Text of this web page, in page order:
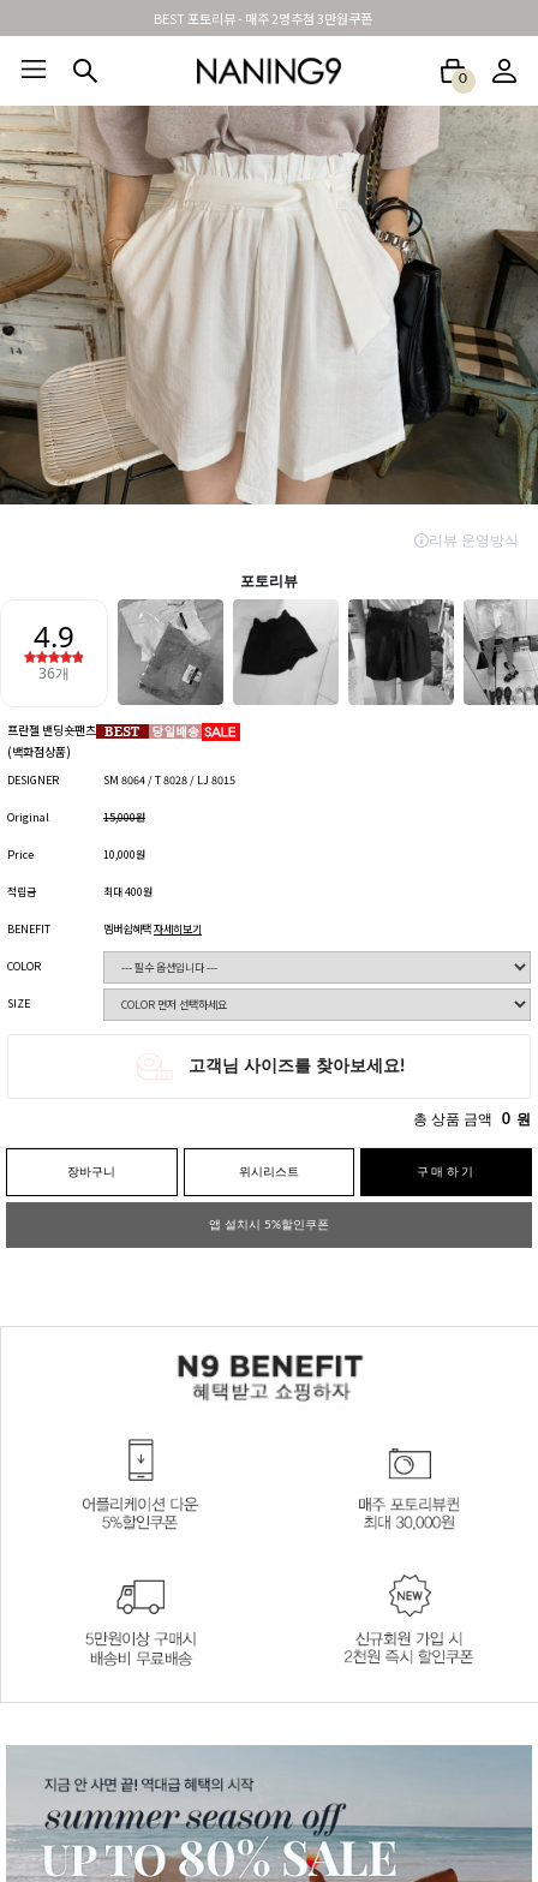
신규가입시 무료배송 + 2천원할인쿠폰
0
BEST100🤍 NEW5% 베스트재진행 썸머여행룩 아울렛 하객&모임룩
프란젤 밴딩숏팬츠
(백화점상품)
DESIGNER SM 8064 / T 8028 / LJ 8015
Original 15,000원
Price 10,000원
적립금 최대 400원
BENEFIT 멤버쉽혜택자세히보기
COLOR
SIZE
총 상품 금액 0 원
장바구니 위시리스트 구매하기
앱 설치시 5%할인쿠폰